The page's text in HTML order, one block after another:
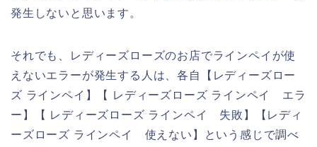
発生しないと思います。
それでも、レディーズローズのお店でラインペイが使
えないエラーが発生する人は、各自【レディーズロー
ズ ラインペイ】【 レディーズローズ ラインペイ エラ
ー】【 レディーズローズ ラインペイ 失敗】【レディ
ーズローズ ラインペイ 使えない】という感じで調べ